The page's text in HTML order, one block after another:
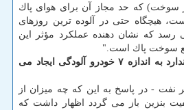
سوخت) كه حد مجاز آن برای هوای پاك
هیچگاه حتی در آلوده ترین روزهای
به بیشتر از ۱۵ نمی رسد كه نشان دهنده عملكرد مؤثر این
سوخت پاك است."
هر موتورسیكلت غیر استاندارد به اندازه ۷ خودرو آلودگی ایجاد می
نفت - در پاسخ به این كه چه میزان از
بنزین باز می گردد اظهار داشت كه